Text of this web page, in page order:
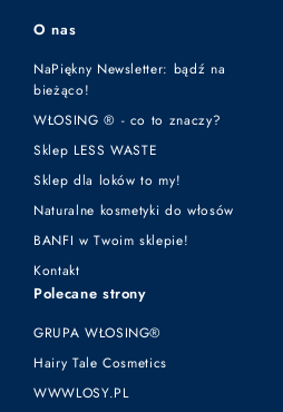
O nas
NaPiękny Newsletter: bądź na
bieżąco!
WŁOSING ® - co to znaczy?
Sklep LESS WASTE
Sklep dla loków to my!
Naturalne kosmetyki do włosów
BANFI w Twoim sklepie!
Kontakt
Polecane strony
GRUPA WŁOSING®
Hairy Tale Cosmetics
WWWLOSY.PL